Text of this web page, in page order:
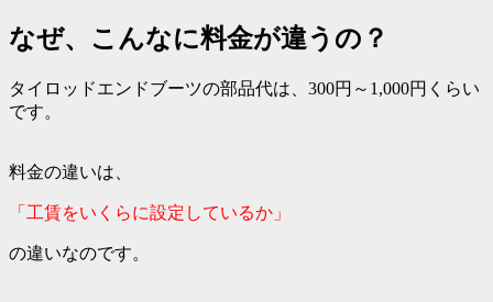
なぜ、こんなに料金が違うの？
タイロッドエンドブーツの部品代は、300円～1,000円くらい
です。
料金の違いは、
「工賃をいくらに設定しているか」
の違いなのです。